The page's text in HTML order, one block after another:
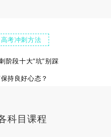
高考冲刺方法
阶段十大“坑”别踩
持良好心态？
科目课程